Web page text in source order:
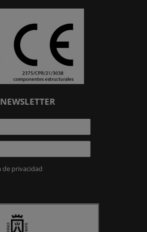
de privacidad